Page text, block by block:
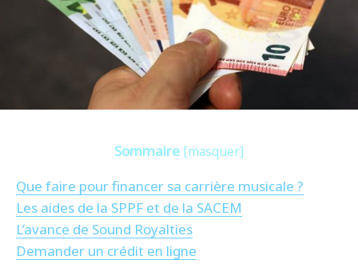
Sommaire [masquer]
Que faire pour financer sa carrière musicale ?
Les aides de la SPPF et de la SACEM
L’avance de Sound Royalties
Demander un crédit en ligne